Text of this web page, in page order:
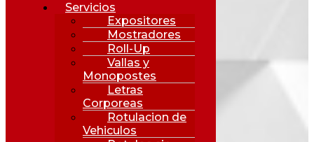
Servicios
Expositores
Mostradores
Roll-Up
Vallas y
Monopostes
Letras
Corporeas
Rotulacion de
Vehiculos